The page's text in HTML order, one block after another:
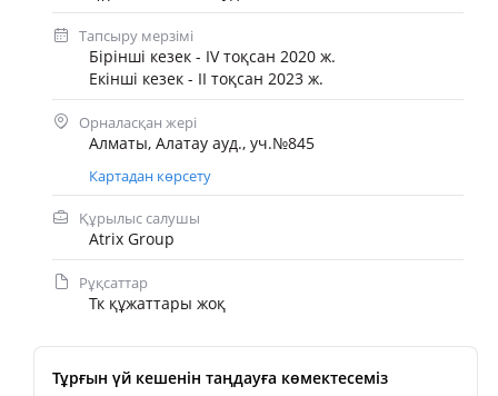
Тапсыру мерзімі
Бірінші кезек - IV тоқсан 2020 ж.
Екінші кезек - II тоқсан 2023 ж.
Орналасқан жері
Алматы, Алатау ауд., уч.№845
Картадан көрсету
Құрылыс салушы
Atrix Group
Рұқсаттар
Тк құжаттары жоқ
Тұрғын үй кешенін таңдауға көмектесеміз